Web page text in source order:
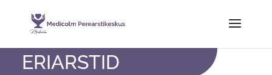
ERIARSTID